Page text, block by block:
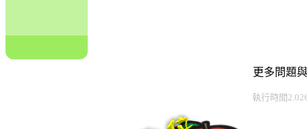
更多問題
執行時間